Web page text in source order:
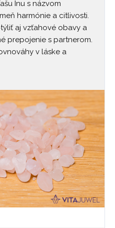
Inu s názvom
harmónie a citlivosti.
aj vzťahové obavy a
prepojenie s partnerom.
v láske a